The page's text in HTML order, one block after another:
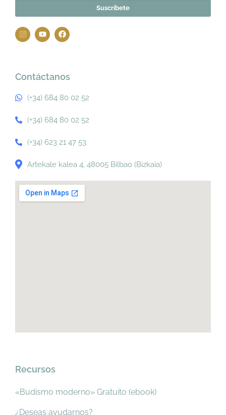
Suscríbete
Contáctanos
(+34) 684 80 02 52
(+34) 684 80 02 52
(+34) 623 21 47 53
Artekale kalea 4, 48005 Bilbao (Bizkaia)
Recursos
«Budismo moderno» Gratuito (ebook)
¿Deseas ayudarnos?